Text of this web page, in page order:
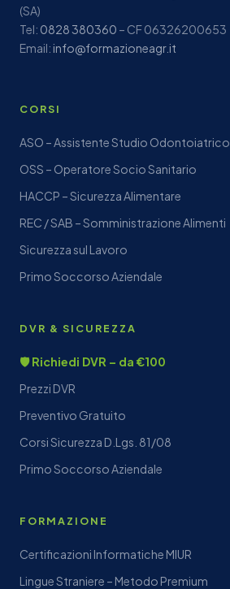
(SA)
Tel: 0828 380360 – CF 06326200653
Email: info@formazioneagr.it
CORSI
ASO – Assistente Studio Odontoiatrico
OSS – Operatore Socio Sanitario
HACCP – Sicurezza Alimentare
REC / SAB – Somministrazione Alimenti
Sicurezza sul Lavoro
Primo Soccorso Aziendale
DVR & SICUREZZA
🛡️ Richiedi DVR – da €100
Prezzi DVR
Preventivo Gratuito
Corsi Sicurezza D.Lgs. 81/08
Primo Soccorso Aziendale
FORMAZIONE
Certificazioni Informatiche MIUR
Lingue Straniere – Metodo Premium